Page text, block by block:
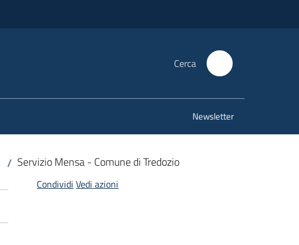
Cerca
Newsletter
/ Servizio Mensa - Comune di Tredozio
Condividi Vedi azioni